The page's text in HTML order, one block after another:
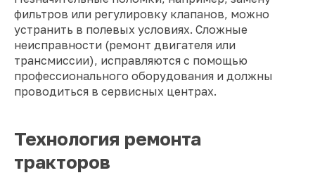
фильтров или регулировку клапанов, можно
устранить в полевых условиях. Сложные
неисправности (ремонт двигателя или
трансмиссии), исправляются с помощью
профессионального оборудования и должны
проводиться в сервисных центрах.
Технология ремонта
тракторов